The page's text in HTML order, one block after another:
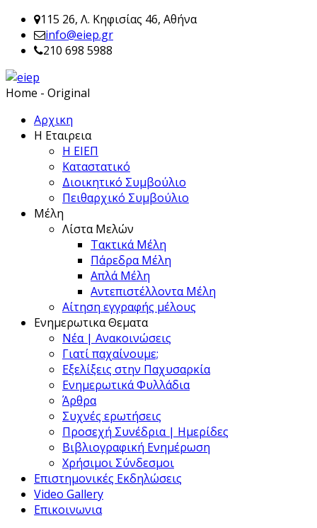
115 26, Λ. Κηφισίας 46, Αθήνα
info@eiep.gr
210 698 5988
Home - Original
Αρχικη
Η Εταιρεια
Η ΕΙΕΠ
Καταστατικό
Διοικητικό Συμβούλιο
Πειθαρχικό Συμβούλιο
Μέλη
Λίστα Μελών
Τακτικά Μέλη
Πάρεδρα Μέλη
Απλά Μέλη
Αντεπιστέλλοντα Μέλη
Αίτηση εγγραφής μέλους
Ενημερωτικα Θεματα
Νέα | Ανακοινώσεις
Γιατί παχαίνουμε;
Εξελίξεις στην Παχυσαρκία
Ενημερωτικά Φυλλάδια
Άρθρα
Συχνές ερωτήσεις
Προσεχή Συνέδρια | Ημερίδες
Βιβλιογραφική Ενημέρωση
Χρήσιμοι Σύνδεσμοι
Επιστημονικές Εκδηλώσεις
Video Gallery
Επικοινωνια